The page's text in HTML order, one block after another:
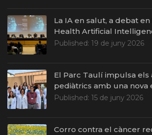
La IA en salut, a debat
Health Artificial
Published: 19 de juny 2026
El Parc Taulí impulsa els
pediàtrics amb una nova
Published: 15 de juny 2026
Corro contra el càncer